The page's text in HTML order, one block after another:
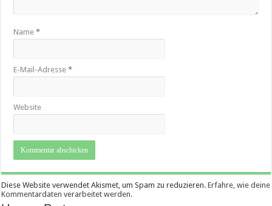
Name*
E-Mail-Adresse*
Website
Diese Website verwendet Akismet, um Spam zu reduzieren.Erfahre, wie deine
Kommentardaten verarbeitet werden.